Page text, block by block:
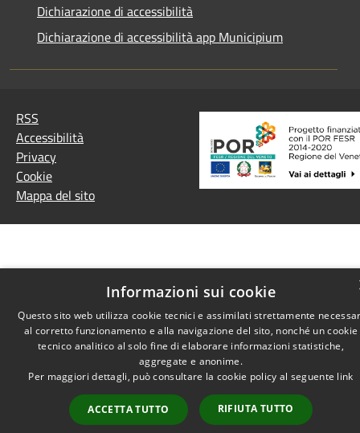
Dichiarazione di accessibilità
Dichiarazione di accessibilità app Municipium
RSS
Accessibilità
Privacy
Cookie
Mappa del sito
Informazioni sui cookie
Questo sito web utilizza cookie tecnici e assimilati strettamente
al corretto funzionamento e alla navigazione del sito, nonché un cookie
tecnico analitico al solo fine di elaborare informazioni statistiche,
aggregate e anonime.
Per maggiori dettagli, può consultare la cookie policy al seguente link
ACCETTA TUTTO RIFIUTA TUTTO